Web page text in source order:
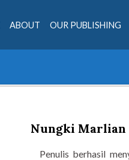
ABOUT OUR PUBLISHING
Nungki Marlian
Penulis berhasil